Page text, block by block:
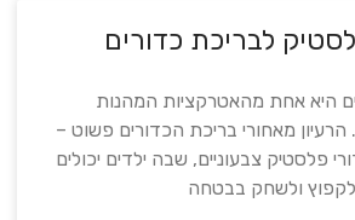
לבריכת כדורים
היא אחת מהאטרקציות המהנות
הרעיון מאחורי בריכת הכדורים פשוט –
פלסטיק צבעוניים, שבה ילדים יכולים
לקפוץ ולשחק בבטחה